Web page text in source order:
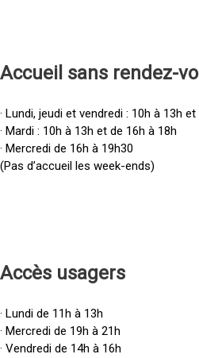
Accueil sans rendez-
· Lundi, jeudi et vendredi : 10h à 13h
· Mardi : 10h à 13h et de 16h à 18h
· Mercredi de 16h à 19h30
(Pas d’accueil les week-ends)
Accès usagers
· Lundi de 11h à 13h
· Mercredi de 19h à 21h
· Vendredi de 14h à 16h